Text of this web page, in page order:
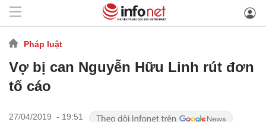
Pháp luật
Vợ bị can Nguyễn Hữu Linh rút đơn
tố cáo
27/04/2019 - 19:51